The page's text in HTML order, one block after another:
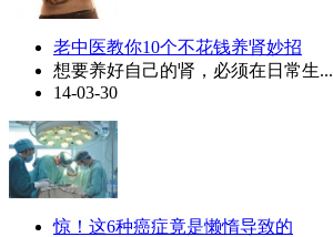
老中医教你10个不花钱养肾妙招
想要养好自己的肾，必须在日常生...
14-03-30
惊！这6种癌症竟是懒惰导致的